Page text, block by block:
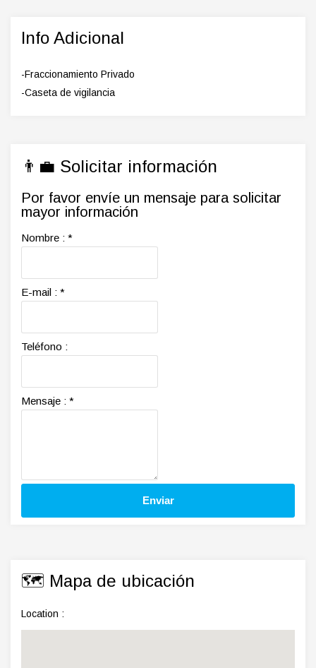
Info Adicional
-Fraccionamiento Privado
-Caseta de vigilancia
👨‍💼 Solicitar información
Por favor envíe un mensaje para solicitar
mayor información
Nombre : *
E-mail : *
Teléfono :
Mensaje : *
🗺️ Mapa de ubicación
Location :